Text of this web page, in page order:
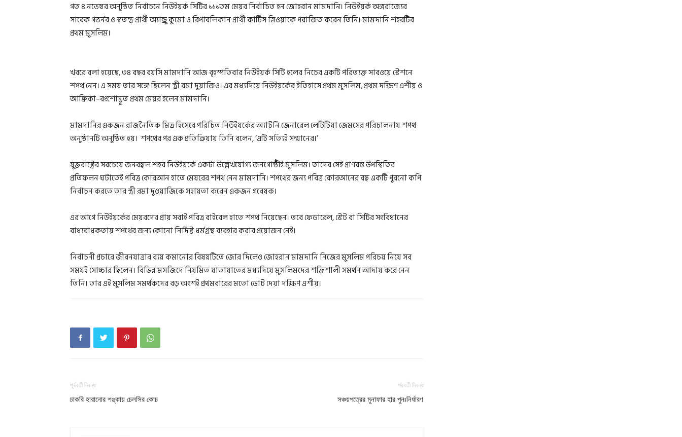
গত ৪ নভেম্বর অনুষ্ঠিত নির্বাচনে নিউইয়র্ক সিটির ১১১তম মেয়র নির্বাচিত হন জোহরান মামদানি। নিউইয়র্ক অঙ্গরাজ্যের
সাবেক গভর্নর ও স্বতন্ত্র প্রার্থী অ্যান্ড্রু কুমো ও রিপাবলিকান প্রার্থী কার্টিস স্লিওয়াকে পরাজিত করেন তিনি। মামদানি শহরটির
প্রথম মুসলিম।
খবরে বলা হয়েছে, ৩৪ বছর বয়সি মামদানি আজ বৃহস্পতিবার নিউইয়র্ক সিটি হলের নিচের একটি পরিত্যক্ত সাবওয়ে স্টেশনে
শপথ নেন। এ সময় তার সঙ্গে ছিলেন স্ত্রী রমা দুয়াজিও। এর মধ্যদিয়ে নিউইয়র্কের ইতিহাসে প্রথম মুসলিম, প্রথম দক্ষিণ এশীয় ও
আফ্রিকা–বংশোদ্ভূত প্রথম মেয়র হলেন মামদানি।
মামদানির একজন রাজনৈতিক মিত্র হিসেবে পরিচিত নিউইয়র্কের অ্যাটর্নি জেনারেল লেটিটিয়া জেমসের পরিচালনায় শপথ
অনুষ্ঠানটি অনুষ্ঠিত হয়। শপথের পর এক প্রতিক্রিয়ায় তিনি বলেন, ‘এটি সত্যিই সম্মানের।’
যুক্তরাষ্ট্রের সবচেয়ে জনবহুল শহর নিউইয়র্কে একটা উল্লেখযোগ্য জনগোষ্ঠীই মুসলিম। তাদের সেই প্রাণবন্ত উপস্থিতির
প্রতিফলন ঘটাতেই পবিত্র কোরআন হাতে মেয়রের শপথ নেন মামদানি। শপথের জন্য পবিত্র কোরআনের বহু একটি পুরনো কপি
নির্বাচন করতে তার স্ত্রী রমা দুওয়াজিকে সহায়তা করেন একজন গবেষক।
এর আগে নিউইয়র্কের মেয়রদের প্রায় সবাই পবিত্র বাইবেল হাতে শপথ নিয়েছেন। তবে ফেডারেল, স্টেট বা সিটির সংবিধানের
বাধ্যবাধকতায় শপথের জন্য কোনো নির্দিষ্ট ধর্মগ্রন্থ ব্যবহার করার প্রয়োজন নেই।
নির্বাচনী প্রচারে জীবনযাত্রার ব্যয় কমানোর বিষয়টিতে জোর দিলেও জোহরান মামদানি নিজের মুসলিম পরিচয় নিয়ে সব
সময়ই সোচ্চার ছিলেন। বিভিন্ন মসজিদে নিয়মিত যাতায়াতের মধ্যদিয়ে মুসলিমদের শক্তিশালী সমর্থন আদায় করে নেন
তিনি। তার এই মুসলিম সমর্থকদের বড় অংশই প্রথমবারের মতো ভোট দেয়া দক্ষিণ এশীয়।
পূর্ববর্তী নিবন্ধ
চাকরি হারানোর শঙ্কায় চেলসির কোচ
পরবর্তী নিবন্ধ
সঞ্চয়পত্রের মুনাফার হার পুনঃনির্ধারণ